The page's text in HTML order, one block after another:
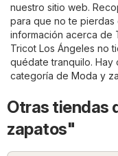
nuestro sitio web.
para que no te pierdas
información acerca de
Tricot Los Ángeles no
quédate tranquilo. Hay
categoría de Moda y
Otras tiendas
zapatos"